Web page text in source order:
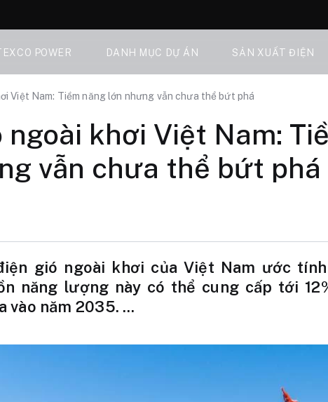
POWER DANH MỤC DỰ ÁN SẢN XUẤT ĐIỆN
Việt Nam: Tiềm năng lớn nhưng vẫn chưa thể bứt phá
khơi Việt Nam:
vẫn chưa thể bứt phá
gió ngoài khơi của Việt Nam ước
năng lượng này có thể cung cấp tới
vào năm 2035. …